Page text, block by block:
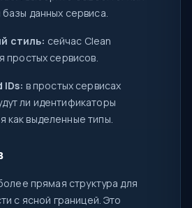
базы данных сервиса.
стиль: сейчас Clean
простых сервисов.
IDs: в простых сервисах
ли идентификаторы
как выделенные типы.
прямая структура для
с ясной границей. Это